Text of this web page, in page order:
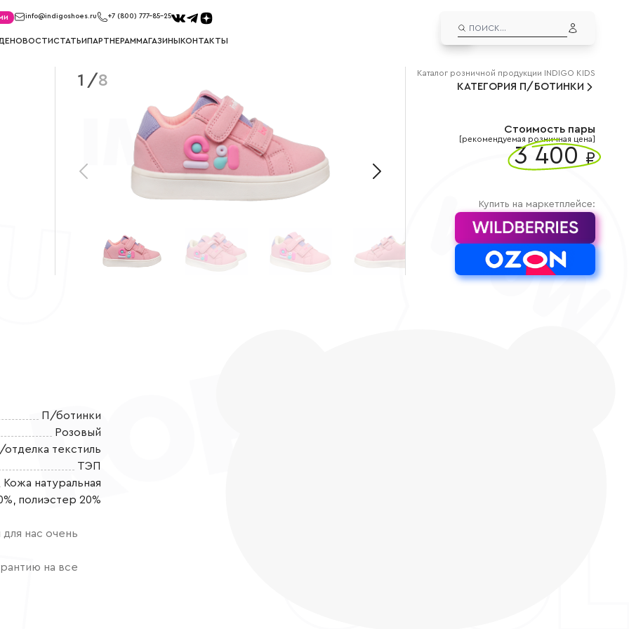
info@indigoshoes.ru +7 (800) 777-85-25
НОВОСТИСТАТЬИПАРТНЕРАММАГАЗИНЫКОНТАКТЫ
EN
ЛИЧНЫЙ КАБИНЕТ
ВЫЙТИ ИЗ АККАУНТА
САНДАЛИИ
Сандалии для мальчиков
Сандалии для девочек Туфли для девочек
ДУТЫШИ
МЕМБРАНА
Мембрана для мальчиков
Мембрана для девочек
УГГИ
Угги для мальчиков
Угги для девочек
СНОУБУТСЫ
1 /8 Каталог розничной продукции INDIGO KIDS
КАТЕГОРИЯ П/БОТИНКИ
Стоимость пары
[рекомендуемая розничная цена]
3 400 ₽
Купить на маркетплейсе:
П/ботинки
Розовый
текстиль
ТЭП
Кожа натуральная
полиэстер 20%
нас очень
на все